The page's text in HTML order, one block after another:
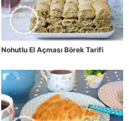
Nohutlu El Açması Börek Tarifi